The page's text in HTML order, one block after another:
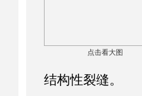
点击看大图
结构性裂缝。